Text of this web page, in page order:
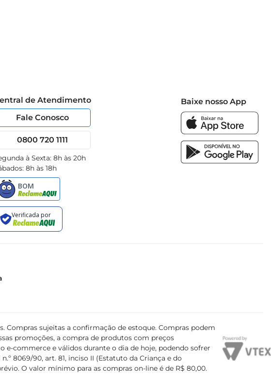
de Atendimento
Fale Conosco
0800 720 1111
à Sexta: 8h às 20h
8h às 18h
Baixe nosso App
Compras sujeitas a confirmação de estoque. Compras podem
promoções, a compra de produtos com preços
e-commerce e válidos durante o dia de hoje, podendo sofrer
8069/90, art. 81, inciso II (Estatuto da Criança e do
O valor mínimo para as compras on-line é de R$ 80,00.